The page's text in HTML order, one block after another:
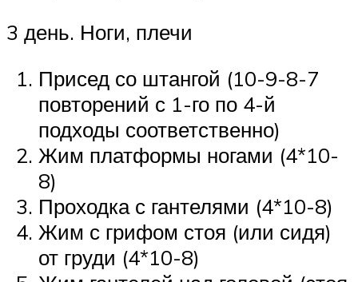
3 день. Ноги, плечи
Присед со штангой (10-9-8-7
повторений с 1-го по 4-й
подходы соответственно)
Жим платформы ногами (4*10-
8)
Проходка с гантелями (4*10-8)
Жим с грифом стоя (или сидя)
от груди (4*10-8)